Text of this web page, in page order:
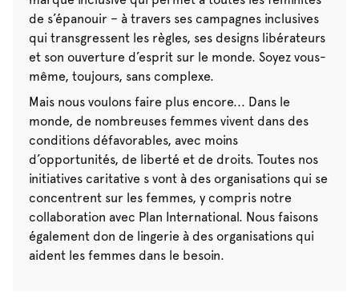
de s’épanouir – à travers ses campagnes inclusives
qui transgressent les règles, ses designs libérateurs
et son ouverture d’esprit sur le monde. Soyez vous-
même, toujours, sans complexe.
Mais nous voulons faire plus encore... Dans le
monde, de nombreuses femmes vivent dans des
conditions défavorables, avec moins
d’opportunités, de liberté et de droits. Toutes nos
initiatives caritative s vont à des organisations qui se
concentrent sur les femmes, y compris notre
collaboration avec Plan International. Nous faisons
également don de lingerie à des organisations qui
aident les femmes dans le besoin.